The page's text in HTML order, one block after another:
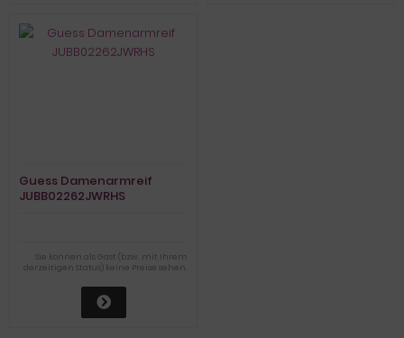
Guess Damenarmreif
JUBB02262JWRHS
Sie können als Gast (bzw. mit Ihrem
derzeitigen Status) keine Preise sehen.